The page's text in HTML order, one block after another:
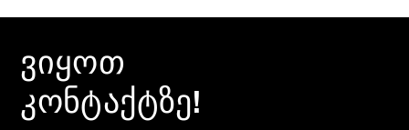
ᲕᲘᲧᲝᲗ
ᲙᲝᲜᲢᲐᲥᲢᲖᲔ!